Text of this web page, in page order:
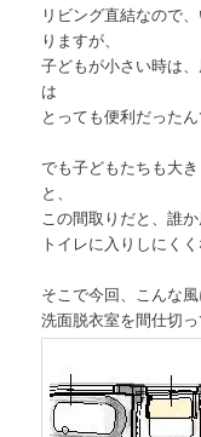
リビング直結なので
りますが、
子どもが小さい時は
は
とっても便利だったん
でも子どもたちも大
と、
この間取りだと、誰
トイレに入りしにく
そこで今回、こんな
洗面脱衣室を間仕切